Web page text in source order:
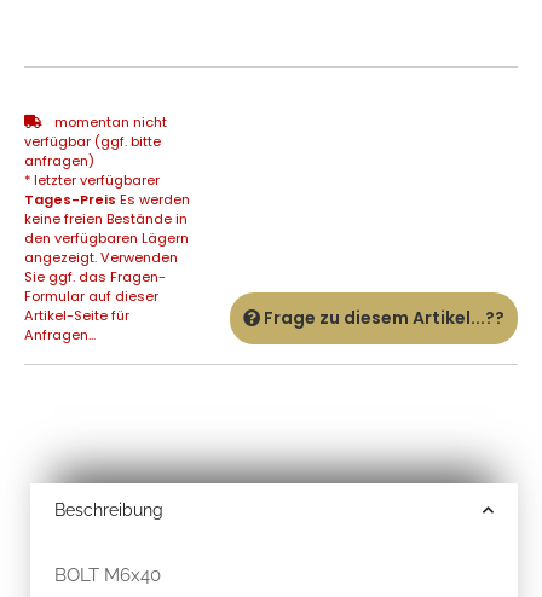
momentan nicht
verfügbar (ggf. bitte
anfragen)
* letzter verfügbarer
Tages-Preis Es werden
keine freien Bestände in
den verfügbaren Lägern
angezeigt. Verwenden
Sie ggf. das Fragen-
Formular auf dieser
Artikel-Seite für
Anfragen...
Frage zu diesem Artikel...??
Beschreibung
BOLT M6x40